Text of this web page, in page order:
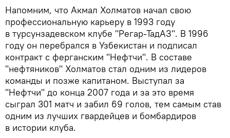
Напомним, что Акмал Холматов начал свою
профессиональную карьеру в 1993 году
в турсунзадевском клубе "Регар-ТадАЗ". В 1996
году он перебрался в Узбекистан и подписал
контракт с ферганским "Нефтчи". В составе
"нефтяников" Холматов стал одним из лидеров
команды и позже капитаном. Выступал за
"Нефтчи" до конца 2007 года и за это время
сыграл 301 матч и забил 69 голов, тем самым став
одним из лучших гвардейцев и бомбардиров
в истории клуба.